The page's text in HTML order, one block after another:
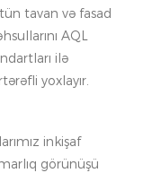
tavan və fasad
AQL
ilə
yoxlayır.
inkişaf
görünüşü